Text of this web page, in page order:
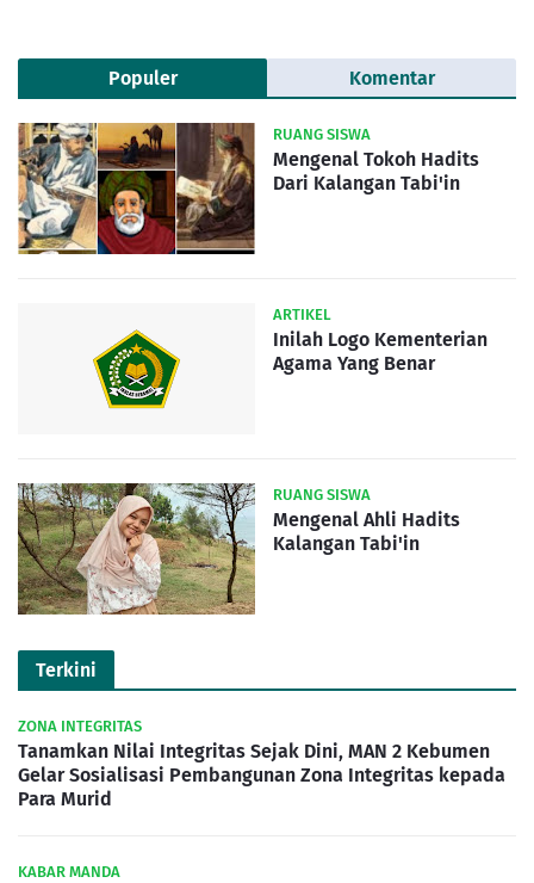
Populer Komentar
RUANG SISWA
Mengenal Tokoh Hadits
Dari Kalangan Tabi'in
ARTIKEL
Inilah Logo Kementerian
Agama Yang Benar
RUANG SISWA
Mengenal Ahli Hadits
Kalangan Tabi'in
Terkini
ZONA INTEGRITAS
Tanamkan Nilai Integritas Sejak Dini, MAN 2 Kebumen
Gelar Sosialisasi Pembangunan Zona Integritas kepada
Para Murid
KABAR MANDA